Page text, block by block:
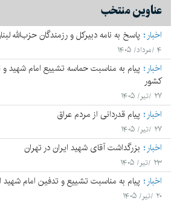
عناوین منتخب
اخبار پاسخ به نامه دبیرکل و رزمندگان حزب‌الله
۴ /مرداد/ ۱۴۰۵
اخبار پیام به مناسبت حماسه تشییع امام شهید
کشور
۲۷ /تیر/ ۱۴۰۵
اخبار پیام قدردانی از مردم عراق
۲۷ /تیر/ ۱۴۰۵
اخبار بزرگداشت آقای شهید ایران در تهران
۲۳ /تیر/ ۱۴۰۵
اخبار پیام به مناسبت تشییع و تدفین امام
۲۰ /تیر/ ۱۴۰۵